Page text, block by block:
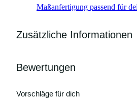
Maßanfertigung passend für
Zusätzliche Informationen
Bewertungen
Vorschläge für dich